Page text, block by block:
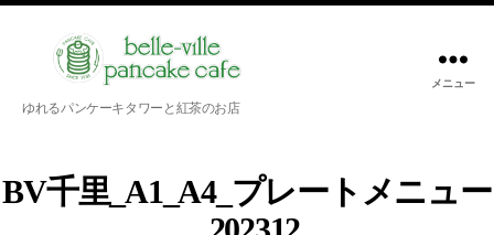
belle-
cafe
ゆれるパンケーキタワーと紅茶のお店
メニュー
BV千里_A1_A4_プレートメニュー